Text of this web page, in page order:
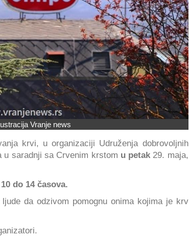
Vranje news
krvi, u organizaciji Udruženja dobrovoljnih
u saradnji sa Crvenim krstom u petak 29. maja,
do 14 časova.
da odzivom pomognu onima kojima je krv